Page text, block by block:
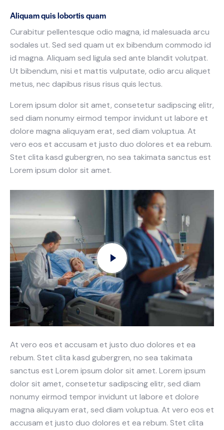
Aliquam quis lobortis quam
Curabitur pellentesque odio magna, id malesuada arcu
sodales ut. Sed sed quam ut ex bibendum commodo id
id magna. Aliquam sed ligula sed ante blandit volutpat.
Ut bibendum, nisi et mattis vulputate, odio arcu aliquet
metus, nec dapibus risus risus quis lectus.
Lorem ipsum dolor sit amet, consetetur sadipscing elitr,
sed diam nonumy eirmod tempor invidunt ut labore et
dolore magna aliquyam erat, sed diam voluptua. At
vero eos et accusam et justo duo dolores et ea rebum.
Stet clita kasd gubergren, no sea takimata sanctus est
Lorem ipsum dolor sit amet.
At vero eos et accusam et justo duo dolores et ea
rebum. Stet clita kasd gubergren, no sea takimata
sanctus est Lorem ipsum dolor sit amet. Lorem ipsum
dolor sit amet, consetetur sadipscing elitr, sed diam
nonumy eirmod tempor invidunt ut labore et dolore
magna aliquyam erat, sed diam voluptua. At vero eos et
accusam et justo duo dolores et ea rebum. Stet clita